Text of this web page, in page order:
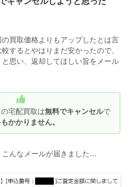
買取価格よりもアップしたとは言
するとやはりまだ安かったので、
思い、返却してほしい旨をメール
宅配買取は無料でキャンセルで
かかりません。
こんなメールが届きました…